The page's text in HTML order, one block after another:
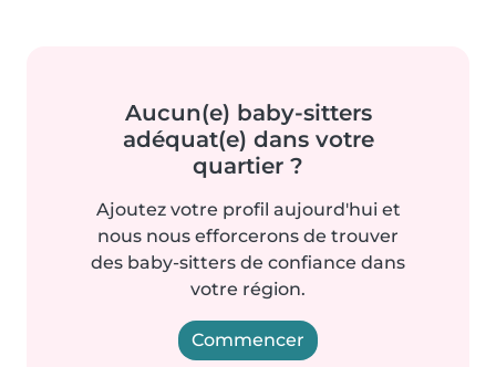
Aucun(e) baby-sitters
adéquat(e) dans votre
quartier ?
Ajoutez votre profil aujourd'hui et
nous nous efforcerons de trouver
des baby-sitters de confiance dans
votre région.
Commencer